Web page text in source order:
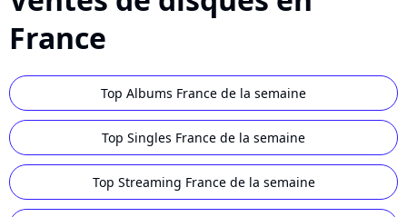
France
Top Albums France de la semaine
Top Singles France de la semaine
Top Streaming France de la semaine